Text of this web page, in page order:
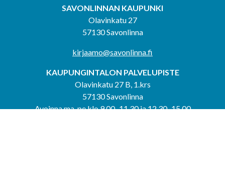
SAVONLINNAN KAUPUNKI
Olavinkatu 27
57130 Savonlinna
kirjaamo@savonlinna.fi
KAUPUNGINTALON PALVELUPISTE
Olavinkatu 27 B, 1.krs
57130 Savonlinna
Avoinna ma-pe klo 9.00–11.30 ja 12.30–15.00